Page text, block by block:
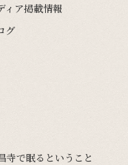
ィア掲載情報
グ
で眠るということ